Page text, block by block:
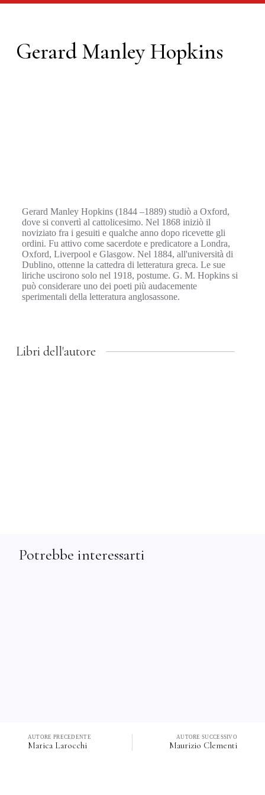
Gerard Manley Hopkins
Gerard Manley Hopkins (1844 –1889) studiò a Oxford,
dove si convertì al cattolicesimo. Nel 1868 iniziò il
noviziato fra i gesuiti e qualche anno dopo ricevette gli
ordini. Fu attivo come sacerdote e predicatore a Londra,
Oxford, Liverpool e Glasgow. Nel 1884, all'università di
Dublino, ottenne la cattedra di letteratura greca. Le sue
liriche uscirono solo nel 1918, postume. G. M. Hopkins si
può considerare uno dei poeti più audacemente
sperimentali della letteratura anglosassone.
Libri dell'autore
Potrebbe interessarti
AUTORE PRECEDENTE
Marica Larocchi
AUTORE SUCCESSIVO
Maurizio Clementi